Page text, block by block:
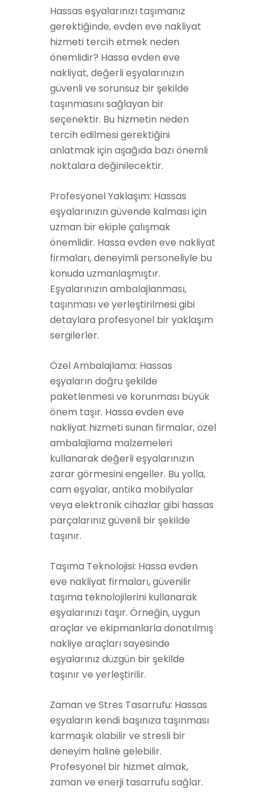
Hassas eşyalarınızı taşımanız
gerektiğinde, evden eve nakliyat
hizmeti tercih etmek neden
önemlidir? Hassa evden eve
nakliyat, değerli eşyalarınızın
güvenli ve sorunsuz bir şekilde
taşınmasını sağlayan bir
seçenektir. Bu hizmetin neden
tercih edilmesi gerektiğini
anlatmak için aşağıda bazı önemli
noktalara değinilecektir.
Profesyonel Yaklaşım: Hassas
eşyalarınızın güvende kalması için
uzman bir ekiple çalışmak
önemlidir. Hassa evden eve nakliyat
firmaları, deneyimli personeliyle bu
konuda uzmanlaşmıştır.
Eşyalarınızın ambalajlanması,
taşınması ve yerleştirilmesi gibi
detaylara profesyonel bir yaklaşım
sergilerler.
Özel Ambalajlama: Hassas
eşyaların doğru şekilde
paketlenmesi ve korunması büyük
önem taşır. Hassa evden eve
nakliyat hizmeti sunan firmalar, özel
ambalajlama malzemeleri
kullanarak değerli eşyalarınızın
zarar görmesini engeller. Bu yolla,
cam eşyalar, antika mobilyalar
veya elektronik cihazlar gibi hassas
parçalarınız güvenli bir şekilde
taşınır.
Taşıma Teknolojisi: Hassa evden
eve nakliyat firmaları, güvenilir
taşıma teknolojilerini kullanarak
eşyalarınızı taşır. Örneğin, uygun
araçlar ve ekipmanlarla donatılmış
nakliye araçları sayesinde
eşyalarınız düzgün bir şekilde
taşınır ve yerleştirilir.
Zaman ve Stres Tasarrufu: Hassas
eşyaların kendi başınıza taşınması
karmaşık olabilir ve stresli bir
deneyim haline gelebilir.
Profesyonel bir hizmet almak,
zaman ve enerji tasarrufu sağlar.